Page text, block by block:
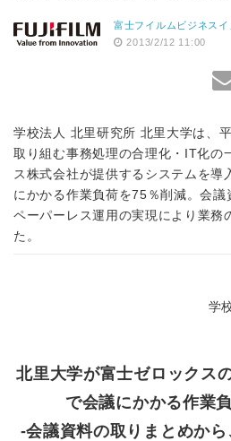
富士フイルムビジネスイ
2013/2/12 11:00
学校法人 北里研究所 北里大学は、
取り組む事務処理の合理化・IT化の
ス株式会社が提供するシステムを導
にかかる作業負荷を75％削減。会
ペーパーレス運用の実現により業務
た。
学
北里大学が富士ゼロックス
で会議にかかる作業
-会議資料の取りまとめから